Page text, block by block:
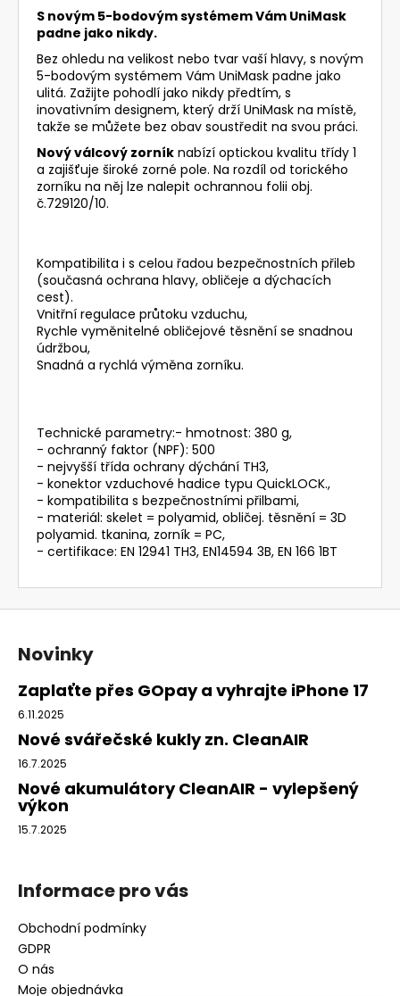
S novým 5-bodovým systémem Vám UniMask
padne jako nikdy.
Bez ohledu na velikost nebo tvar vaší hlavy, s novým
5-bodovým systémem Vám UniMask padne jako
ulitá. Zažijte pohodlí jako nikdy předtím, s
inovativním designem, který drží UniMask na místě,
takže se můžete bez obav soustředit na svou práci.
Nový válcový zorník nabízí optickou kvalitu třídy 1
a zajišťuje široké zorné pole. Na rozdíl od torického
zorníku na něj lze nalepit ochrannou folii obj.
č.729120/10.
Kompatibilita i s celou řadou bezpečnostních přileb
(současná ochrana hlavy, obličeje a dýchacích
cest).
Vnitřní regulace průtoku vzduchu,
Rychle vyměnitelné obličejové těsnění se snadnou
údržbou,
Snadná a rychlá výměna zorníku.
Technické parametry:- hmotnost: 380 g,
- ochranný faktor (NPF): 500
- nejvyšší třída ochrany dýchání TH3,
- konektor vzduchové hadice typu QuickLOCK.,
- kompatibilita s bezpečnostními přilbami,
- materiál: skelet = polyamid, obličej. těsnění = 3D
polyamid. tkanina, zorník = PC,
- certifikace: EN 12941 TH3, EN14594 3B, EN 166 1BT
Z
Novinky
Zaplaťte přes GOpay a vyhrajte iPhone 17
6.11.2025
Nové svářečské kukly zn. CleanAIR
16.7.2025
Nové akumulátory CleanAIR - vylepšený
výkon
15.7.2025
Informace pro vás
Obchodní podmínky
GDPR
O nás
Moje objednávka